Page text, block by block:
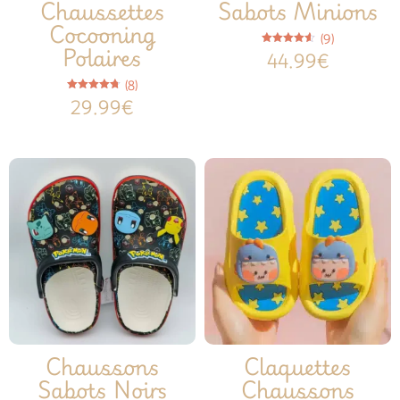
Chaussettes
Cocooning
Polaires
Note
4.75
sur 5
(8)
29.99€
Sabots Minions
Note
4.56
sur 5
(9)
44.99€
Chaussons
Sabots Noirs
Claquettes
Chaussons